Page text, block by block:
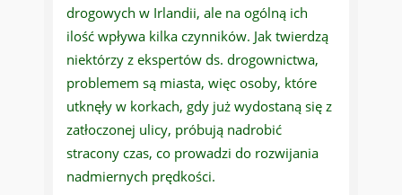
drogowych w Irlandii, ale na ogólną ich
ilość wpływa kilka czynników. Jak twierdzą
niektórzy z ekspertów ds. drogownictwa,
problemem są miasta, więc osoby, które
utknęły w korkach, gdy już wydostaną się z
zatłoczonej ulicy, próbują nadrobić
stracony czas, co prowadzi do rozwijania
nadmiernych prędkości.